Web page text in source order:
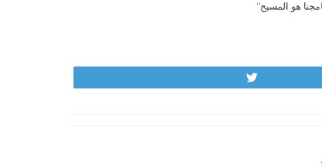
هو المسيح”